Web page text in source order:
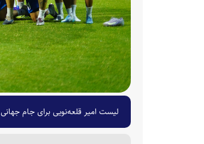
لیست امیر قلعه‌نویی برای جام جهانی ۲۰۲۶ در مقایسه با لیست تیم ملی برای دوره قبل، دچار تغییرات زیادی در دعوت از بازیکنان شده است.